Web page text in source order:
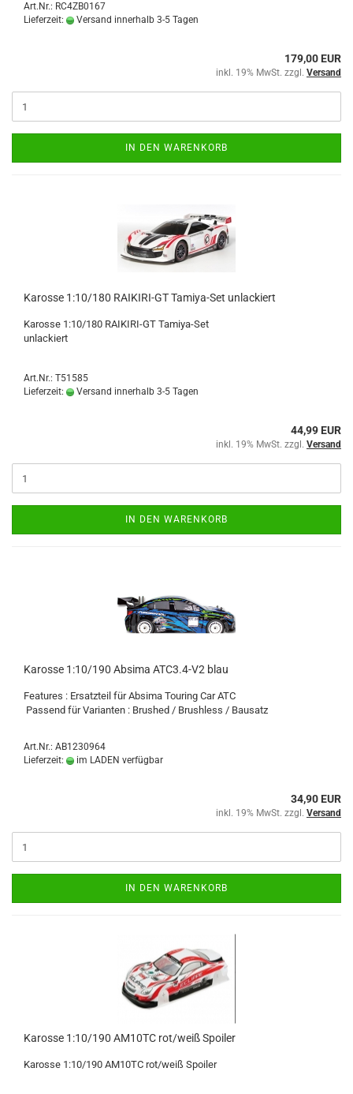
Art.Nr.: RC4ZB0167
Lieferzeit:
Versand innerhalb 3-5 Tagen
179,00 EUR
inkl. 19% MwSt. zzgl. Versand
IN DEN WARENKORB
Karosse 1:10/180 RAIKIRI-GT Tamiya-Set unlackiert
Karosse 1:10/180 RAIKIRI-GT Tamiya-Set
unlackiert
Art.Nr.: T51585
Lieferzeit:
Versand innerhalb 3-5 Tagen
44,99 EUR
inkl. 19% MwSt. zzgl. Versand
IN DEN WARENKORB
Karosse 1:10/190 Absima ATC3.4-V2 blau
Features : Ersatzteil für Absima Touring Car ATC
Passend für Varianten : Brushed / Brushless / Bausatz
Art.Nr.: AB1230964
Lieferzeit:
im LADEN verfügbar
34,90 EUR
inkl. 19% MwSt. zzgl. Versand
IN DEN WARENKORB
Karosse 1:10/190 AM10TC rot/weiß Spoiler
Karosse 1:10/190 AM10TC rot/weiß Spoiler